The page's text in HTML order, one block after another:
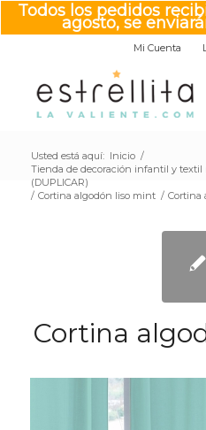
Todos los pedidos
agosto, se
Mi Cuenta
Usted está aquí: Inicio /
Tienda de decoración infantil y textil
(DUPLICAR)
/ Cortina algodón liso mint / Cortina
Cortina